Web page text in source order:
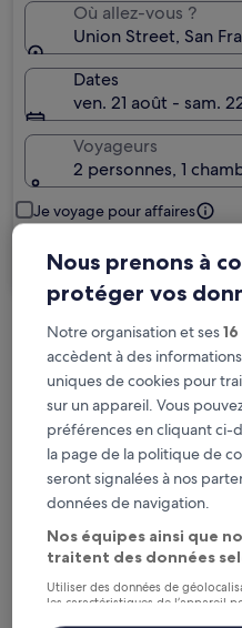
Où allez-vous ?
Union Street, San
Dates
ven. 21 août - sam.
Voyageurs
2 personnes, 1
Je voyage pour affaires
Options
changement de
Gagnez des
nuit séjournée
Économisez plus
Consultez les prix
Nous prenons à
protéger vos
Notre organisation et ses16
accèdent à des
uniques de cookies pour
sur un appareil. Vous
préférences en cliquant ci-
la page de la politique de
seront signalées à nos
données de navigation.
Nos équipes ainsi que
traitent des données
Utiliser des données de
les caractéristiques de l’appareil